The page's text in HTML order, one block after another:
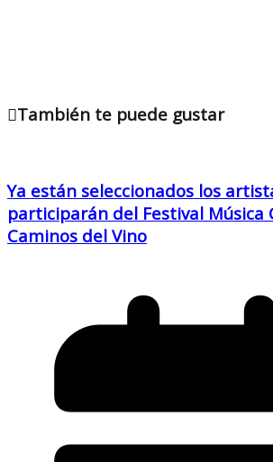
También te puede gustar
Ya están seleccionados los
participarán del Festival Música
Caminos del Vino